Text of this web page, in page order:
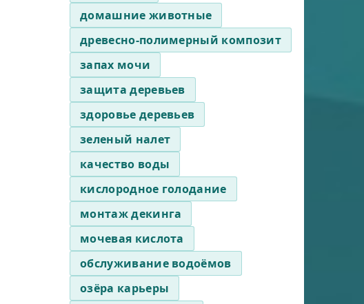
домашние животные
древесно-полимерный композит
запах мочи
защита деревьев
здоровье деревьев
зеленый налет
качество воды
кислородное голодание
монтаж декинга
мочевая кислота
обслуживание водоёмов
озёра карьеры